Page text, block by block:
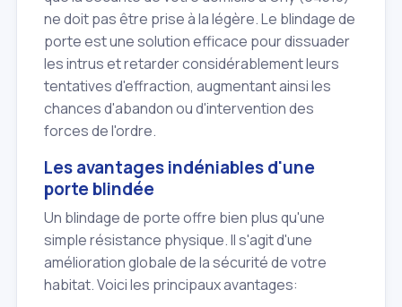
ne doit pas être prise à la légère. Le blindage de
porte est une solution efficace pour dissuader
les intrus et retarder considérablement leurs
tentatives d'effraction, augmentant ainsi les
chances d'abandon ou d'intervention des
forces de l'ordre.
Les avantages indéniables d'une
porte blindée
Un blindage de porte offre bien plus qu'une
simple résistance physique. Il s'agit d'une
amélioration globale de la sécurité de votre
habitat. Voici les principaux avantages: